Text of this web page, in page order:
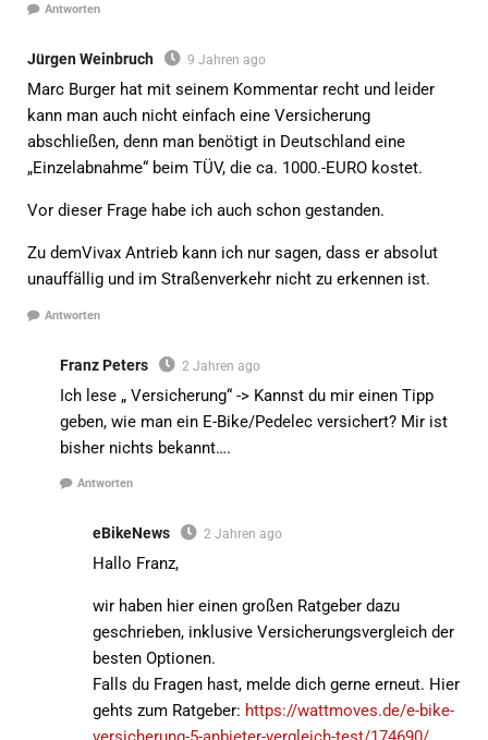
Antworten
Jürgen Weinbruch 9 Jahren ago
Marc Burger hat mit seinem Kommentar recht und leider
kann man auch nicht einfach eine Versicherung
abschließen, denn man benötigt in Deutschland eine
„Einzelabnahme“ beim TÜV, die ca. 1000.-EURO kostet.
Vor dieser Frage habe ich auch schon gestanden.
Zu demVivax Antrieb kann ich nur sagen, dass er absolut
unauffällig und im Straßenverkehr nicht zu erkennen ist.
Antworten
Franz Peters 2 Jahren ago
Ich lese „ Versicherung“ -> Kannst du mir einen Tipp
geben, wie man ein E-Bike/Pedelec versichert? Mir ist
bisher nichts bekannt….
Antworten
eBikeNews 2 Jahren ago
Hallo Franz,
wir haben hier einen großen Ratgeber dazu
geschrieben, inklusive Versicherungsvergleich der
besten Optionen.
Falls du Fragen hast, melde dich gerne erneut. Hier
gehts zum Ratgeber: https://wattmoves.de/e-bike-